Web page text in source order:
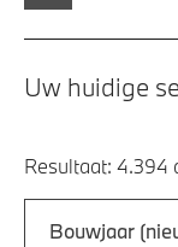
Uw huidige
Resultaat:
Bouwjaar